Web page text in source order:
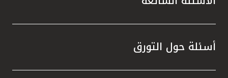
أسئلة حول التورق